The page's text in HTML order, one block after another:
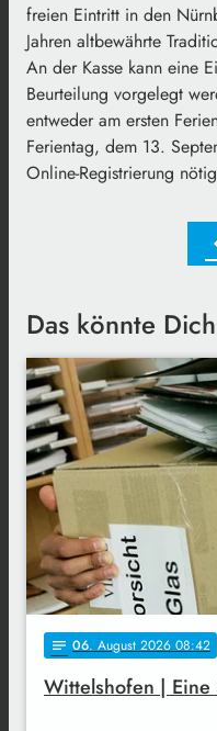
freien Eintritt in den
Jahren altbewährte
An der Kasse kann eine
Beurteilung vorgelegt
entweder am ersten
Ferientag, dem 13.
Online-Registrierung
Das könnte
notes 06. August 2026 08:42
Wittelshofen | Eine